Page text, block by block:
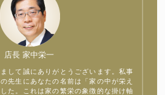
店長 家中栄一
して誠にありがとうございます。私事
先生にあなたの名前は「家の中が栄え
た。これは家の繁栄の象徴的な掛け軸